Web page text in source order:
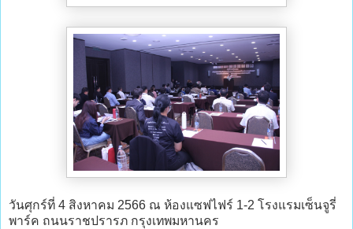
วันศุกร์ที่ 4 สิงหาคม 2566 ณ ห้องแซฟไฟร์ 1-2 โรงแรมเซ็นจูรี่
พาร์ค ถนนราชปรารภ กรุงเทพมหานคร